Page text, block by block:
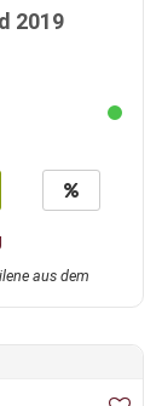
2019
aus dem